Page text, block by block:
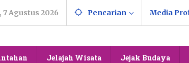
7 Agustus 2026 Pencarian Media
Jelajah Wisata Jejak Budaya